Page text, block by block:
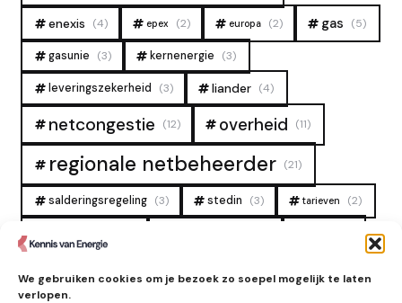
We gebruiken cookies om je bezoek zo soepel mogelijk te laten
verlopen.
enexis (4) epex (2) europa (2) gas (5)
gasunie (3) kernenergie (3)
leveringszekerheid (3) liander (4)
netcongestie (12) overheid (11)
regionale netbeheerder (21)
salderingsregeling (3) stedin (3) tarieven (2)
tennet
zonne-energie (9)